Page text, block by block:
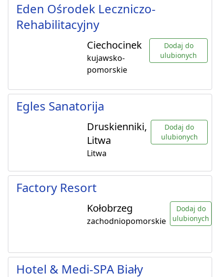
Eden Ośrodek Leczniczo-
Rehabilitacyjny
Ciechocinek
kujawsko-
pomorskie
Dodaj do
ulubionych
Egles Sanatorija
Druskienniki,
Litwa
Litwa
Dodaj do
ulubionych
Factory Resort
Kołobrzeg
zachodniopomorskie
Dodaj do
ulubionych
Hotel & Medi-SPA Biały